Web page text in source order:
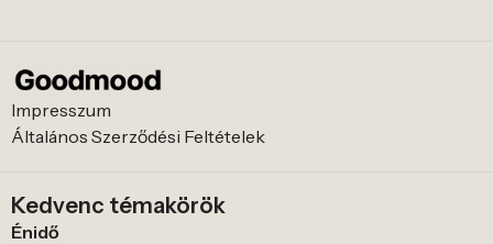
Impresszum
Általános Szerződési Feltételek
Kedvenc témakörök
Énidő